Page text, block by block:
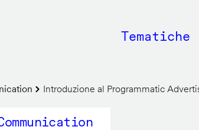
Main
Tematiche
Introduzione al Programmatic